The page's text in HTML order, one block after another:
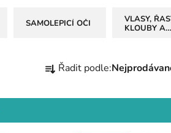
SAMOLEPICÍ OČI
VLASY,
KLOUBY A
a
n
Řadit podle: